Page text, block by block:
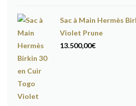
Sac à Main Hermès
Violet Prune
13.500,00€